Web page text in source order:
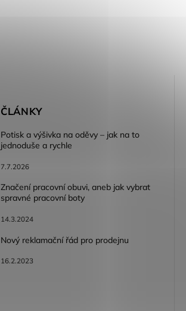
ČLÁNKY
Potisk a výšivka na oděvy – jak na to
jednoduše a rychle
7.7.2026
Značení pracovní obuvi, aneb jak vybrat
spravné pracovní boty
14.3.2024
Nový reklamační řád pro prodejnu
16.2.2023